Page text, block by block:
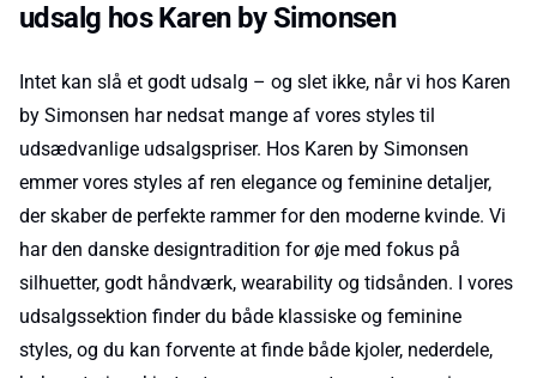
udsalg hos Karen by Simonsen
Intet kan slå et godt udsalg – og slet ikke, når vi hos Karen
by Simonsen har nedsat mange af vores styles til
udsædvanlige udsalgspriser. Hos Karen by Simonsen
emmer vores styles af ren elegance og feminine detaljer,
der skaber de perfekte rammer for den moderne kvinde. Vi
har den danske designtradition for øje med fokus på
silhuetter, godt håndværk, wearability og tidsånden. I vores
udsalgssektion finder du både klassiske og feminine
styles, og du kan forvente at finde både kjoler, nederdele,